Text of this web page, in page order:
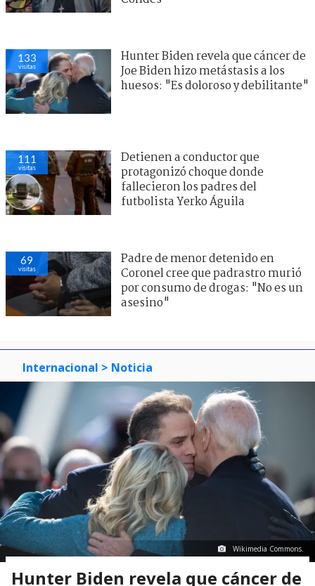
133
visitas
Hunter Biden revela que cáncer de
Joe Biden hizo metástasis a los
huesos: "Es doloroso y debilitante"
111
visitas
Detienen a conductor que
protagonizó choque donde
fallecieron los padres del
futbolista Yerko Águila
69
visitas
Padre de menor detenido en
Coronel cree que padrastro murió
por consumo de drogas: "No es un
asesino"
Internacional > Noticia
Wikimedia Commons.
Hunter Biden revela que cáncer de